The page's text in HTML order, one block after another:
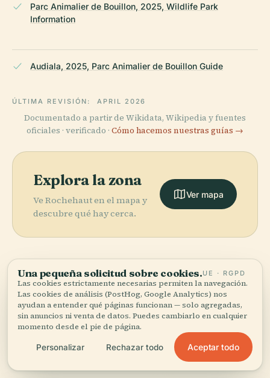
Parc Animalier de Bouillon, 2025, Wildlife Park
Information
Audiala, 2025, Parc Animalier de Bouillon Guide
ÚLTIMA REVISIÓN: APRIL 2026
Documentado a partir de Wikidata, Wikipedia y fuentes
oficiales · verificado · Cómo hacemos nuestras guías →
Explora la zona
Ve Rochehaut en el mapa y
descubre qué hay cerca.
Ver mapa
More inBouillon
(Bélgica).
13 lugares por descubrir — unos cuantos que merece la
PLACE
Bullón
Parque
Zoológico de
Bouillon
PLACE
Dernière
PLACE
Una pequeña solicitud sobre cookies.UE · RGPD
Las cookies estrictamente necesarias permiten la navegación.
Las cookies de análisis (PostHog, Google Analytics) nos
ayudan a entender qué páginas funcionan — solo agregadas,
sin anuncios ni venta de datos. Puedes cambiarlo en cualquier
momento desde el pie de página.
Personalizar Rechazar todo Aceptar todo